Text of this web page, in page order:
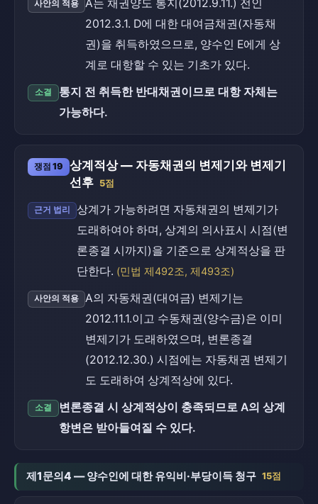
사안의 적용
A는 채권양도 통지(2012.9.11.) 전인
2012.3.1. D에 대한 대여금채권(자동채
권)을 취득하였으므로, 양수인 E에게 상
계로 대항할 수 있는 기초가 있다.
소결
통지 전 취득한 반대채권이므로 대항 자체는
가능하다.
쟁점 19
상계적상 — 자동채권의 변제기와 변제기
선후 5점
근거 법리
상계가 가능하려면 자동채권의 변제기가
도래하여야 하며, 상계의 의사표시 시점(변
론종결 시까지)을 기준으로 상계적상을 판
단한다. (민법 제492조, 제493조)
사안의 적용
A의 자동채권(대여금) 변제기는
2012.11.1.이고 수동채권(양수금)은 이미
변제기가 도래하였으며, 변론종결
(2012.12.30.) 시점에는 자동채권 변제기
도 도래하여 상계적상에 있다.
소결
변론종결 시 상계적상이 충족되므로 A의 상계
항변은 받아들여질 수 있다.
제1문의4 — 양수인에 대한 유익비·부당이득 청구 15점